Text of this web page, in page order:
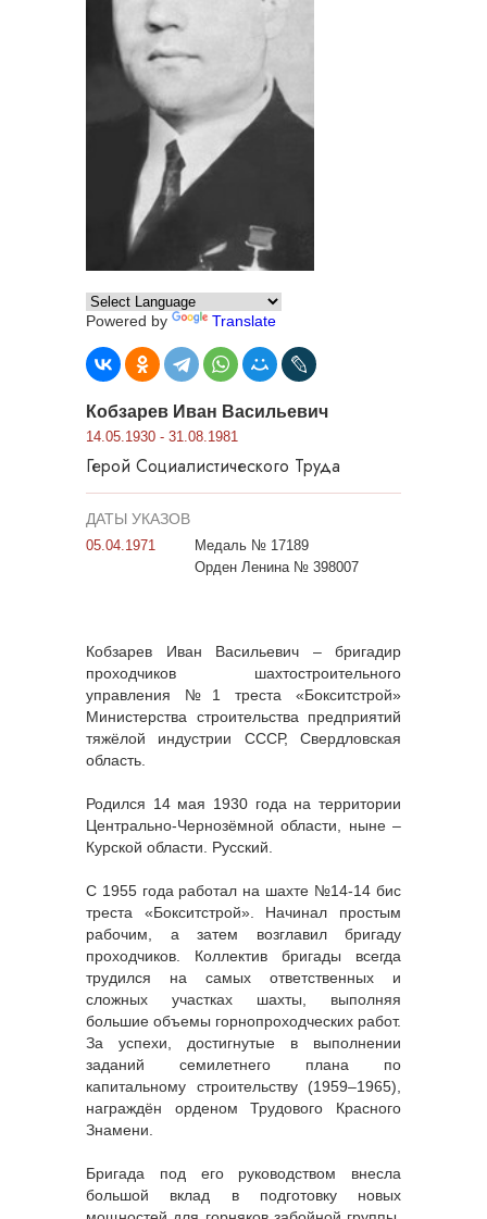
Powered by Translate
Кобзарев Иван Васильевич
14.05.1930 - 31.08.1981
Герой Социалистического Труда
ДАТЫ УКАЗОВ
05.04.1971
Медаль № 17189
Орден Ленина № 398007
Кобзарев Иван Васильевич – бригадир
проходчиков шахтостроительного
управления №1 треста «Бокситстрой»
Министерства строительства предприятий
тяжёлой индустрии СССР, Свердловская
область.
Родился 14 мая 1930 года на территории
Центрально-Чернозёмной области, ныне –
Курской области. Русский.
С 1955 года работал на шахте №14-14 бис
треста «Бокситстрой». Начинал простым
рабочим, а затем возглавил бригаду
проходчиков. Коллектив бригады всегда
трудился на самых ответственных и
сложных участках шахты, выполняя
большие объемы горнопроходческих работ.
За успехи, достигнутые в выполнении
заданий семилетнего плана по
капитальному строительству (1959–1965),
награждён орденом Трудового Красного
Знамени.
Бригада под его руководством внесла
большой вклад в подготовку новых